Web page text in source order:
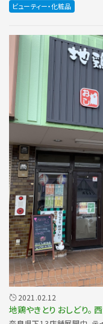
ビューティー・化粧品
2021.02.12
地鶏やきとり おしどり。